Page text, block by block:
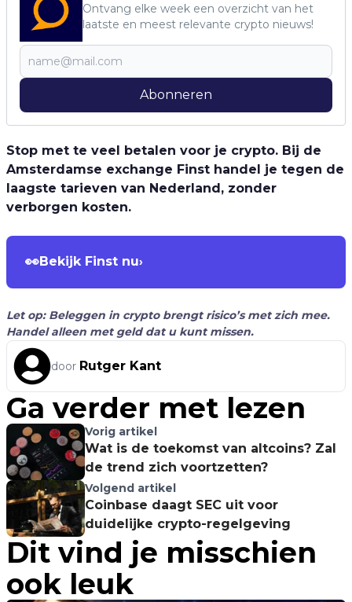
Ontvang elke week een overzicht van het
laatste en meest relevante crypto nieuws!
Abonneren
Stop met te veel betalen voor je crypto. Bij de
Amsterdamse exchange Finst handel je tegen de
laagste tarieven van Nederland, zonder
verborgen kosten.
👀Bekijk Finst nu›
Let op: Beleggen in crypto brengt risico’s met zich mee.
Handel alleen met geld dat u kunt missen.
door Rutger Kant
Ga verder met lezen
Vorig artikel
Wat is de toekomst van altcoins? Zal
de trend zich voortzetten?
Volgend artikel
Coinbase daagt SEC uit voor
duidelijke crypto-regelgeving
Dit vind je misschien
ook leuk